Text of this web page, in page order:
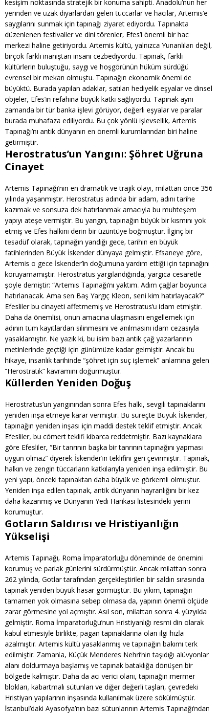
kesişim noktasında stratejik bir konuma sahipti. Anadolu’nun her
yerinden ve uzak diyarlardan gelen tüccarlar ve hacılar, Artemis’e
saygılarını sunmak için tapınağı ziyaret ediyordu. Tapınakta
düzenlenen festivaller ve dini törenler, Efes’i önemli bir hac
merkezi haline getiriyordu. Artemis kültü, yalnızca Yunanlıları değil,
birçok farklı inanıştan insanı cezbediyordu. Tapınak, farklı
kültürlerin buluştuğu, saygı ve hoşgörünün hüküm sürdüğü
evrensel bir mekan olmuştu. Tapınağın ekonomik önemi de
büyüktü. Burada yapılan adaklar, satılan hediyelik eşyalar ve dinsel
objeler, Efes’in refahına büyük katkı sağlıyordu. Tapınak aynı
zamanda bir tür banka işlevi görüyor, değerli eşyalar ve paralar
burada muhafaza ediliyordu. Bu çok yönlü işlevsellik, Artemis
Tapınağı’nı antik dünyanın en önemli kurumlarından biri haline
getirmiştir.
Herostratus’un Yangını: Şöhret Uğruna
Cinayet
Artemis Tapınağı’nın en dramatik ve trajik olayı, milattan önce 356
yılında yaşanmıştır. Herostratus adında bir adam, adını tarihe
kazımak ve sonsuza dek hatırlanmak amacıyla bu muhteşem
yapıyı ateşe vermiştir. Bu yangın, tapınağın büyük bir kısmını yok
etmiş ve Efes halkını derin bir üzüntüye boğmuştur. İlginç bir
tesadüf olarak, tapınağın yandığı gece, tarihin en büyük
fatihlerinden Büyük İskender dünyaya gelmiştir. Efsaneye göre,
Artemis o gece İskender’in doğumuna yardım ettiği için tapınağını
koruyamamıştır. Herostratus yargılandığında, yargıca cesaretle
şöyle demiştir: “Artemis Tapınağı’nı yaktım. Adım çağlar boyunca
hatırlanacak. Ama sen Baş Yargıç Kleon, seni kim hatırlayacak?”
Efesliler bu cinayeti affetmemiş ve Herostratus’u idam etmiştir.
Daha da önemlisi, onun amacına ulaşmasını engellemek için
adının tüm kayıtlardan silinmesini ve anılmasını idam cezasıyla
yasaklamıştır. Ne yazık ki, bu isim bazı antik çağ yazarlarının
metinlerinde geçtiği için günümüze kadar gelmiştir. Ancak bu
hikaye, insanlık tarihinde “şöhret için suç işlemek” anlamına gelen
“Herostratik” kavramını doğurmuştur.
Küllerden Yeniden Doğuş
Herostratus’un yangınından sonra Efes halkı, sevgili tapınaklarını
yeniden inşa etmeye karar vermiştir. Bu süreçte Büyük İskender,
tapınağın yeniden inşası için maddi destek teklif etmiştir. Ancak
Efesliler, bu cömert teklifi kibarca reddetmiştir. Bazı kaynaklara
göre Efesliler, “Bir tanrının başka bir tanrının tapınağını yapması
uygun olmaz” diyerek İskender’in teklifini geri çevirmiştir. Tapınak,
halkın ve zengin tüccarların katkılarıyla yeniden inşa edilmiştir. Bu
yeni yapı, önceki tapınaktan daha büyük ve görkemli olmuştur.
Yeniden inşa edilen tapınak, antik dünyanın hayranlığını bir kez
daha kazanmış ve Dünyanın Yedi Harikası listesindeki yerini
korumuştur.
Gotların Saldırısı ve Hristiyanlığın
Yükselişi
Artemis Tapınağı, Roma İmparatorluğu döneminde de önemini
korumuş ve parlak günlerini sürdürmüştür. Ancak milattan sonra
262 yılında, Gotlar tarafından gerçekleştirilen bir saldırı sırasında
tapınak yeniden büyük hasar görmüştür. Bu yıkım, tapınağın
tamamen yok olmasına sebep olmasa da, yapının önemli ölçüde
zarar görmesine yol açmıştır. Asıl son, milattan sonra 4. yüzyılda
gelmiştir. Roma İmparatorluğu’nun Hristiyanlığı resmi din olarak
kabul etmesiyle birlikte, pagan tapınaklarına olan ilgi hızla
azalmıştır. Artemis kültü yasaklanmış ve tapınağın bakımı terk
edilmiştir. Zamanla, Küçük Menderes Nehri’nin taşıdığı alüvyonlar
alanı doldurmaya başlamış ve tapınak bataklığa dönüşen bir
bölgede kalmıştır. Daha da acı verici olanı, tapınağın mermer
blokları, kabartmalı sütunları ve diğer değerli taşları, çevredeki
Hristiyan yapılarının inşasında kullanılmak üzere sökülmüştür.
İstanbul’daki Ayasofya’nın bazı sütunlarının Artemis Tapınağı’ndan